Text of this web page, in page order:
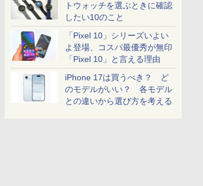
トウォッチを選ぶときに確認
したい10のこと
「Pixel 10」シリーズいよい
よ登場、コスパ最優秀が無印
「Pixel 10」と言える理由
iPhone 17は買うべき？ ど
のモデルがいい？ 各モデル
との違いから選び方を考える